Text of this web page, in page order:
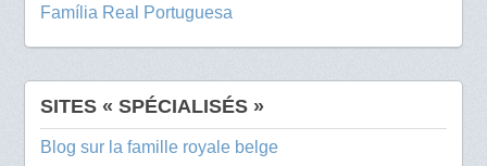
Família Real Portuguesa
SITES « SPÉCIALISÉS »
Blog sur la famille royale belge